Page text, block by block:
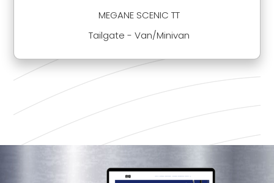
MEGANE SCENIC TT
Tailgate - Van/Minivan